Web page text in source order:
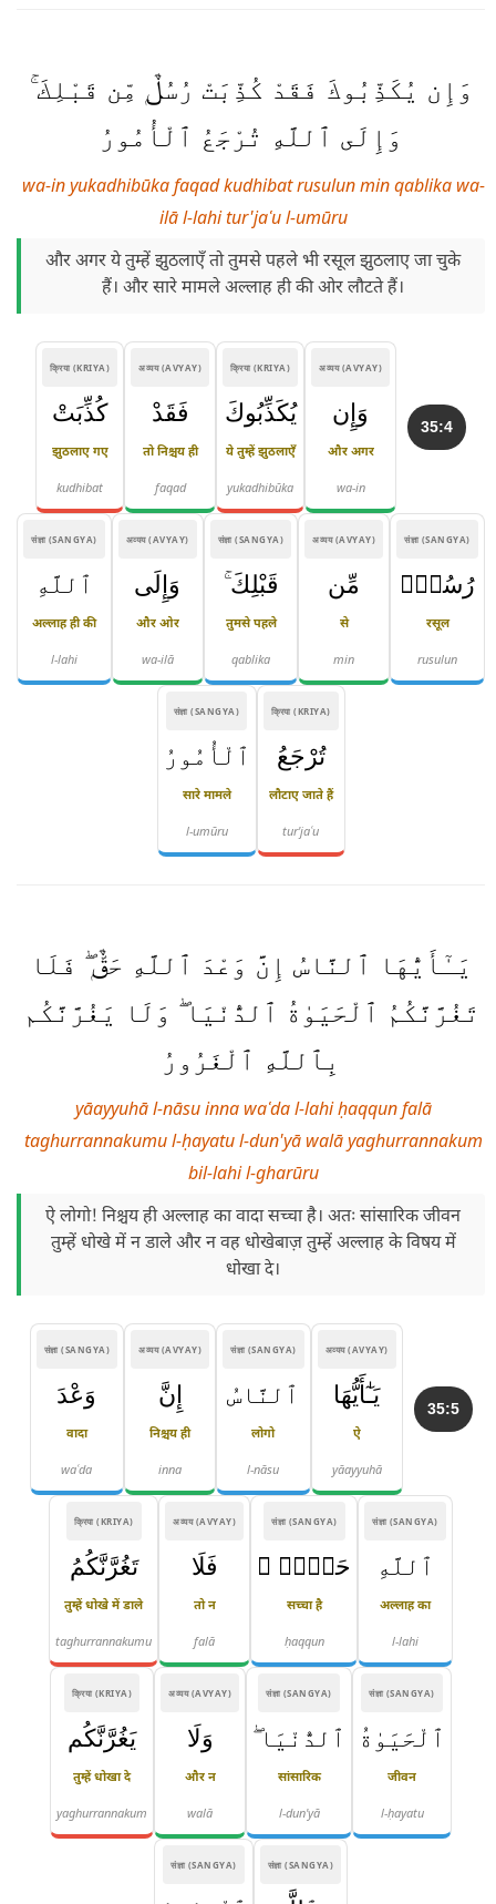
وَإِن يُكَذِّبُوكَ فَقَدْ كُذِّبَتْ رُسُلٌۭ مِّن قَبْلِكَ ۚ
وَإِلَى ٱللَّهِ تُرْجَعُ ٱلْأُمُورُ
wa-in yukadhibūka faqad kudhibat rusulun min qablika wa-
ilā l-lahi tur'jaʿu l-umūru
और अगर ये तुम्हें झुठलाएँ तो तुमसे पहले भी रसूल झुठलाए जा चुके
हैं। और सारे मामले अल्लाह ही की ओर लौटते हैं।
35:4
अव्यय (AVYAY)
وَإِن
और अगर
wa-in
क्रिया (KRIYA)
يُكَذِّبُوكَ
ये तुम्हें झुठलाएँ
yukadhibūka
अव्यय (AVYAY)
فَقَدْ
तो निश्चय ही
faqad
क्रिया (KRIYA)
كُذِّبَتْ
झुठलाए गए
kudhibat
संज्ञा (SANGYA)
رُسُلٌۭ
रसूल
rusulun
अव्यय (AVYAY)
مِّن
से
min
संज्ञा (SANGYA)
قَبْلِكَ ۚ
तुमसे पहले
qablika
अव्यय (AVYAY)
وَإِلَى
और ओर
wa-ilā
संज्ञा (SANGYA)
ٱللَّهِ
अल्लाह ही की
l-lahi
क्रिया (KRIYA)
تُرْجَعُ
लौटाए जाते हैं
tur'jaʿu
संज्ञा (SANGYA)
ٱلْأُمُورُ
सारे मामले
l-umūru
يَـٰٓأَيُّهَا ٱلنَّاسُ إِنَّ وَعْدَ ٱللَّهِ حَقٌّۭ ۖ فَلَا
تَغُرَّنَّكُمُ ٱلْحَيَوٰةُ ٱلدُّنْيَا ۖ وَلَا يَغُرَّنَّكُم
بِٱللَّهِ ٱلْغَرُورُ
yāayyuhā l-nāsu inna waʿda l-lahi ḥaqqun falā
taghurrannakumu l-ḥayatu l-dun'yā walā yaghurrannakum
bil-lahi l-gharūru
ऐ लोगो! निश्चय ही अल्लाह का वादा सच्चा है। अतः सांसारिक जीवन
तुम्हें धोखे में न डाले और न वह धोखेबाज़ तुम्हें अल्लाह के विषय में
धोखा दे।
35:5
अव्यय (AVYAY)
يَـٰٓأَيُّهَا
ऐ
yāayyuhā
संज्ञा (SANGYA)
ٱلنَّاسُ
लोगो
l-nāsu
अव्यय (AVYAY)
إِنَّ
निश्चय ही
inna
संज्ञा (SANGYA)
وَعْدَ
वादा
waʿda
संज्ञा (SANGYA)
ٱللَّهِ
अल्लाह का
l-lahi
संज्ञा (SANGYA)
حَقٌّۭ ۖ
सच्चा है
ḥaqqun
अव्यय (AVYAY)
فَلَا
तो न
falā
क्रिया (KRIYA)
تَغُرَّنَّكُمُ
तुम्हें धोखे में डाले
taghurrannakumu
संज्ञा (SANGYA)
ٱلْحَيَوٰةُ
जीवन
l-ḥayatu
संज्ञा (SANGYA)
ٱلدُّنْيَا ۖ
सांसारिक
l-dun'yā
अव्यय (AVYAY)
وَلَا
और न
walā
क्रिया (KRIYA)
يَغُرَّنَّكُم
तुम्हें धोखा दे
yaghurrannakum
संज्ञा (SANGYA)
संज्ञा (SANGYA)